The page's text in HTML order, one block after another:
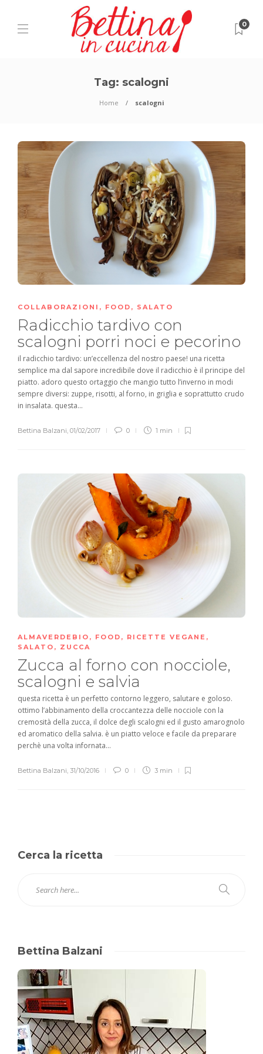
0
Tag: scalogni
Home scalogni
COLLABORAZIONI , FOOD , SALATO
Radicchio tardivo con
scalogni porri noci e pecorino
il radicchio tardivo: un’eccellenza del nostro paese! una ricetta
semplice ma dal sapore incredibile dove il radicchio è il principe del
piatto. adoro questo ortaggio che mangio tutto l’inverno in modi
sempre diversi: zuppe, risotti, al forno, in griglia e soprattutto crudo
in insalata. questa...
Bettina Balzani, 01/02/2017 0 1 min
ALMAVERDEBIO , FOOD , RICETTE VEGANE ,
SALATO , ZUCCA
Zucca al forno con nocciole,
scalogni e salvia
questa ricetta è un perfetto contorno leggero, salutare e goloso.
ottimo l’abbinamento della croccantezza delle nocciole con la
cremosità della zucca, il dolce degli scalogni ed il gusto amarognolo
ed aromatico della salvia. è un piatto veloce e facile da preparare
perchè una volta infornata...
Bettina Balzani, 31/10/2016 0 3 min
Cerca la ricetta
Bettina Balzani